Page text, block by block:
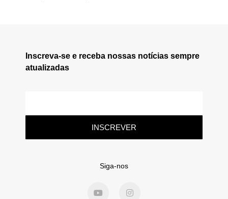
Inscreva-se e receba nossas notícias sempre
atualizadas
INSCREVER
Siga-nos